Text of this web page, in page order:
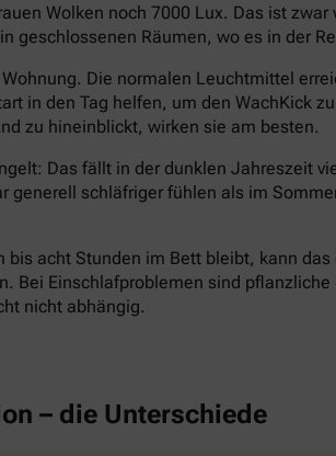
Wolken noch 7000 Lux. Das ist
geschlossenen Räumen, wo es in der
Die normalen Leuchtmittel
in den Tag helfen, um den WachKick
zu hineinblickt, wirken sie am besten.
Das fällt in der dunklen Jahreszeit
generell schläfriger fühlen als im
acht Stunden im Bett bleibt, kann
Bei Einschlafproblemen sind
nicht abhängig.
– die Unterschiede